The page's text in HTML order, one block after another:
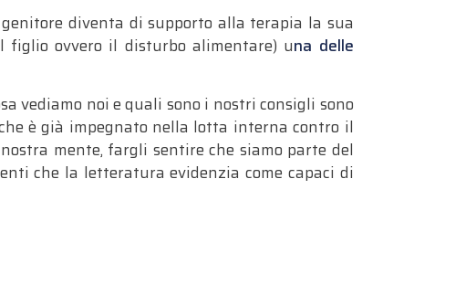
diventa di supporto alla terapia la sua
figlio ovvero il disturbo alimentare) una delle
vediamo noi e quali sono i nostri consigli sono
è già impegnato nella lotta interna contro il
mente, fargli sentire che siamo parte del
che la letteratura evidenzia come capaci di